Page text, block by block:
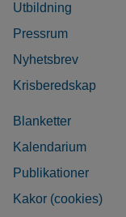
Utbildning
Pressrum
Nyhetsbrev
Krisberedskap
Blanketter
Kalendarium
Publikationer
Kakor (cookies)